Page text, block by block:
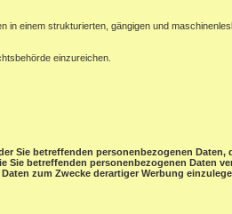
in einem strukturierten, gängigen und
einzureichen.
Sie betreffenden personenbezogenen
betreffenden personenbezogenen Daten
zum Zwecke derartiger Werbung